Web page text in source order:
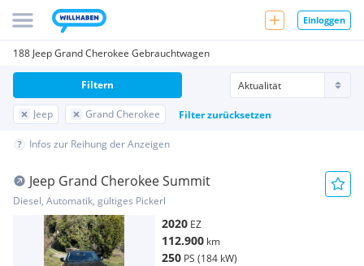
Einloggen
188 Jeep Grand Cherokee Gebrauchtwagen
Jeep Grand Cherokee Filter zurücksetzen
Filtern
Infos zur Reihung der Anzeigen
Jeep Grand Cherokee Summit
Diesel, Automatik, gültiges Pickerl
2020 EZ
112.900 km
250 PS (184 kW)